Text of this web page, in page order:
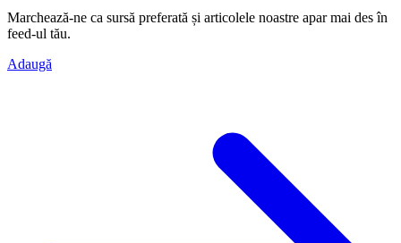
Marchează-ne ca sursă preferată și articolele noastre apar mai des în
feed-ul tău.
Adaugă